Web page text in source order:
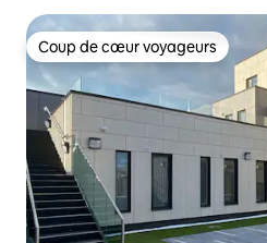
Coup de cœur voyageurs
Coup de cœur voyageurs